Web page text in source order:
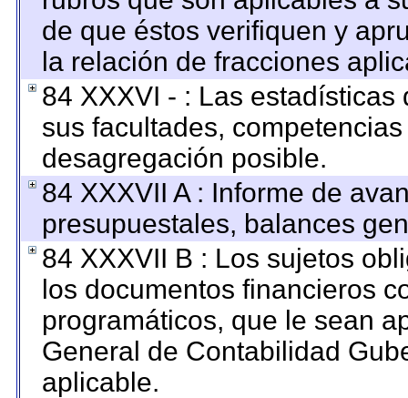
de que éstos verifiquen y
la relación de fracciones
84 XXXVI - : Las
sus facultades,
desagregación posible.
84 XXXVII A : Informe de
presupuestales, balances
84 XXXVII B : Los sujetos
los documentos financieros
programáticos, que le sean
General de Contabilidad
aplicable.